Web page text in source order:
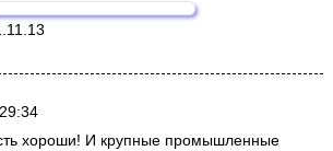
хороши! И крупные промышленные